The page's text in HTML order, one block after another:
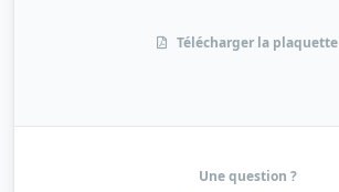
Télécharger la plaquette
Une question ?